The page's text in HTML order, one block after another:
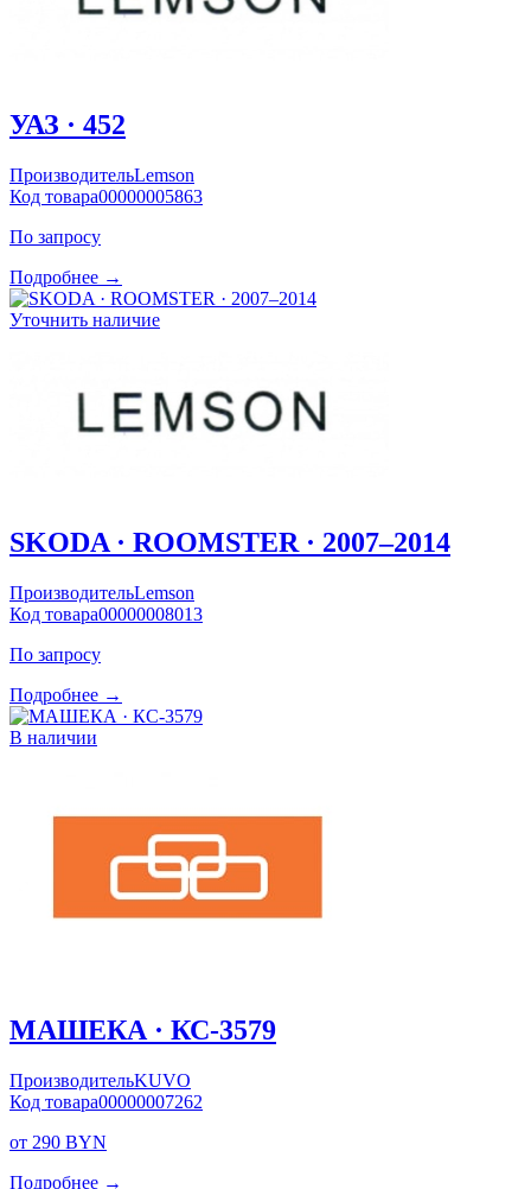
УАЗ · 452
ПроизводительLemson
Код товара00000005863
По запросу
Подробнее →
Уточнить наличие
SKODA · ROOMSTER · 2007–2014
ПроизводительLemson
Код товара00000008013
По запросу
Подробнее →
В наличии
МАШЕКА · КС-3579
ПроизводительKUVO
Код товара00000007262
от 290 BYN
Подробнее →